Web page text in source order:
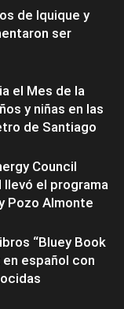
de Iquique y
ser
el Mes de la
y niñas en las
de Santiago
Council
llevó el programa
Pozo Almonte
“Bluey Book
español con